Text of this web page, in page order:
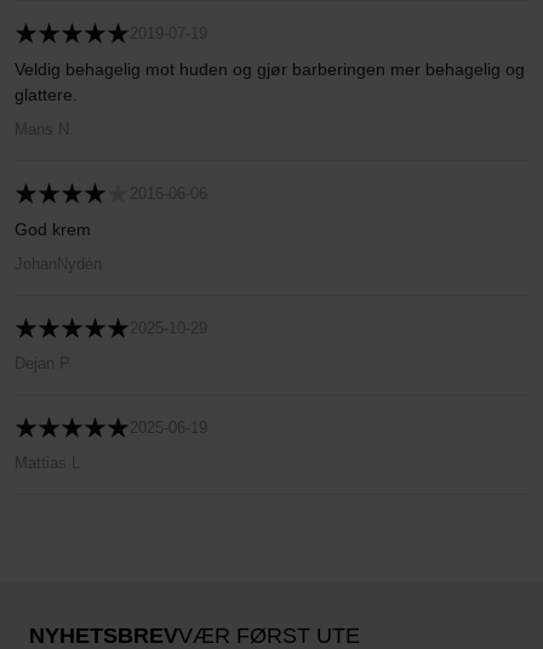
2019-07-19
Veldig behagelig mot huden og gjør barberingen mer behagelig og
glattere.
Mans N.
2016-06-06
God krem
JohanNydén
2025-10-29
Dejan P
2025-06-19
Mattias L
NYHETSBREVVÆR FØRST UTE